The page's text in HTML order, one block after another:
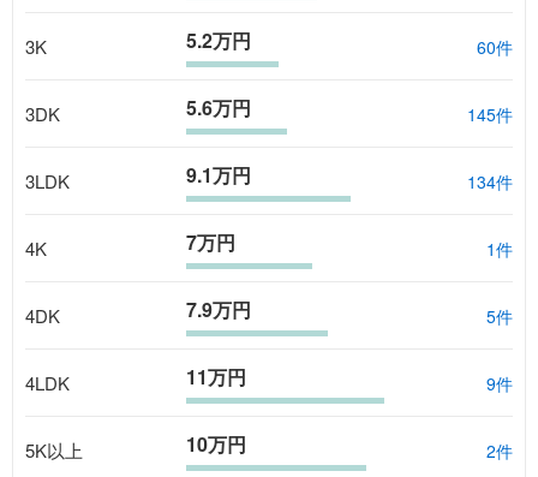
3K 5.2万円 60件
3DK 5.6万円 145件
3LDK 9.1万円 134件
4K 7万円 1件
4DK 7.9万円 5件
4LDK 11万円 9件
5K以上 10万円 2件